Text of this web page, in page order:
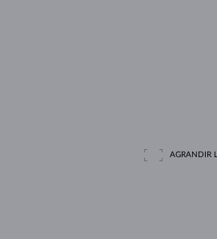
AGRANDIR